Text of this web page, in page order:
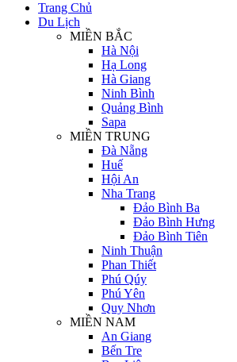
Trang Chủ
Du Lịch
MIỀN BẮC
Hà Nội
Hạ Long
Hà Giang
Ninh Bình
Quảng Bình
Sapa
MIỀN TRUNG
Đà Nẵng
Huế
Hội An
Nha Trang
Đảo Bình Ba
Đảo Bình Hưng
Đảo Bình Tiên
Ninh Thuận
Phan Thiết
Phú Qúy
Phú Yên
Quy Nhơn
MIỀN NAM
An Giang
Bến Tre